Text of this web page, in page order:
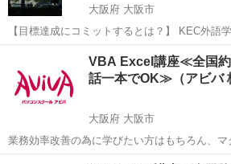
大阪府 大阪市
【目標達成にコミットするとは？】 KEC外語
目標スコア達成」という結果に対して責任を
フェッショナル講師陣が目標達成するまで、
います。 ※保証制度の適...
TOEIC(R)テスト
VBA Excel講座≪全国
話一本でOK≫（アビバ
大阪府 大阪市
業務効率改善の為に学びたい方はもちろん、
い。と噂を聞いて気になっている方にもオス